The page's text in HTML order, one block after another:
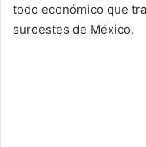
todo económico que
suroestes de México.